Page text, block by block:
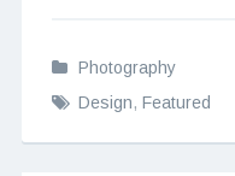
Photography
Design, Featured